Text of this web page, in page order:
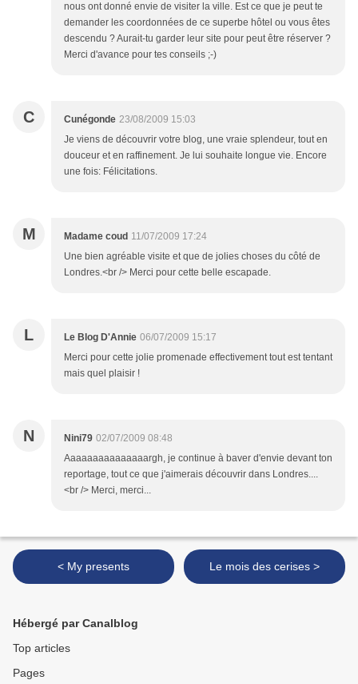
nous ont donné envie de visiter la ville. Est ce que je peut te
demander les coordonnées de ce superbe hôtel ou vous êtes
descendu ? Aurait-tu garder leur site pour peut être réserver ?
Merci d'avance pour tes conseils ;-)
C Cunégonde 23/08/2009 15:03
Je viens de découvrir votre blog, une vraie splendeur, tout en
douceur et en raffinement. Je lui souhaite longue vie. Encore
une fois: Félicitations.
M Madame coud 11/07/2009 17:24
Une bien agréable visite et que de jolies choses du côté de
Londres.<br /> Merci pour cette belle escapade.
L Le Blog D'Annie 06/07/2009 15:17
Merci pour cette jolie promenade effectivement tout est tentant
mais quel plaisir !
N Nini79 02/07/2009 08:48
Aaaaaaaaaaaaaaargh, je continue à baver d'envie devant ton
reportage, tout ce que j'aimerais découvrir dans Londres....
<br /> Merci, merci...
< My presents Le mois des cerises >
Hébergé par Canalblog
Top articles
Pages